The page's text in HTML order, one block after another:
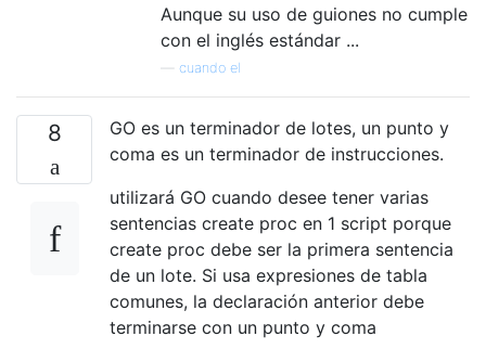
Aunque su uso de guiones no cumple
con el inglés estándar ...
cuando el
8
GO es un terminador de lotes, un punto y
coma es un terminador de instrucciones.
utilizará GO cuando desee tener varias
sentencias create proc en 1 script porque
create proc debe ser la primera sentencia
de un lote. Si usa expresiones de tabla
comunes, la declaración anterior debe
terminarse con un punto y coma